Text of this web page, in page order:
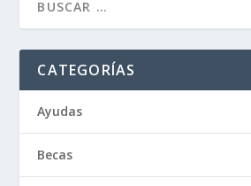
CATEGORÍAS
Ayudas
Becas